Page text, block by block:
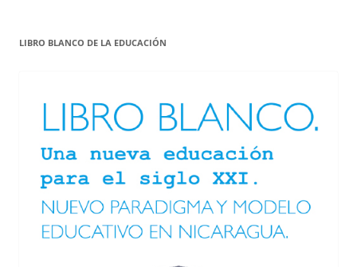
LIBRO BLANCO DE LA EDUCACIÓN